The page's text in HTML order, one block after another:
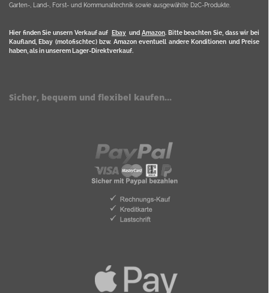
Garten-, Land-, Forst- und Kommunaltechnik sowie ausgewählte D2C-Produkte.
Hier finden Sie unsern Verkauf auf Ebayund Amazon. Bitte beachten Sie, dass wir bei
Kaufland, Ebay (motofischtec) bzw. Amazon eventuell andere Konditionen und Preise
haben, als in unserem Lager-Direktverkauf.
Sicher, bequem und flexibel kaufen...